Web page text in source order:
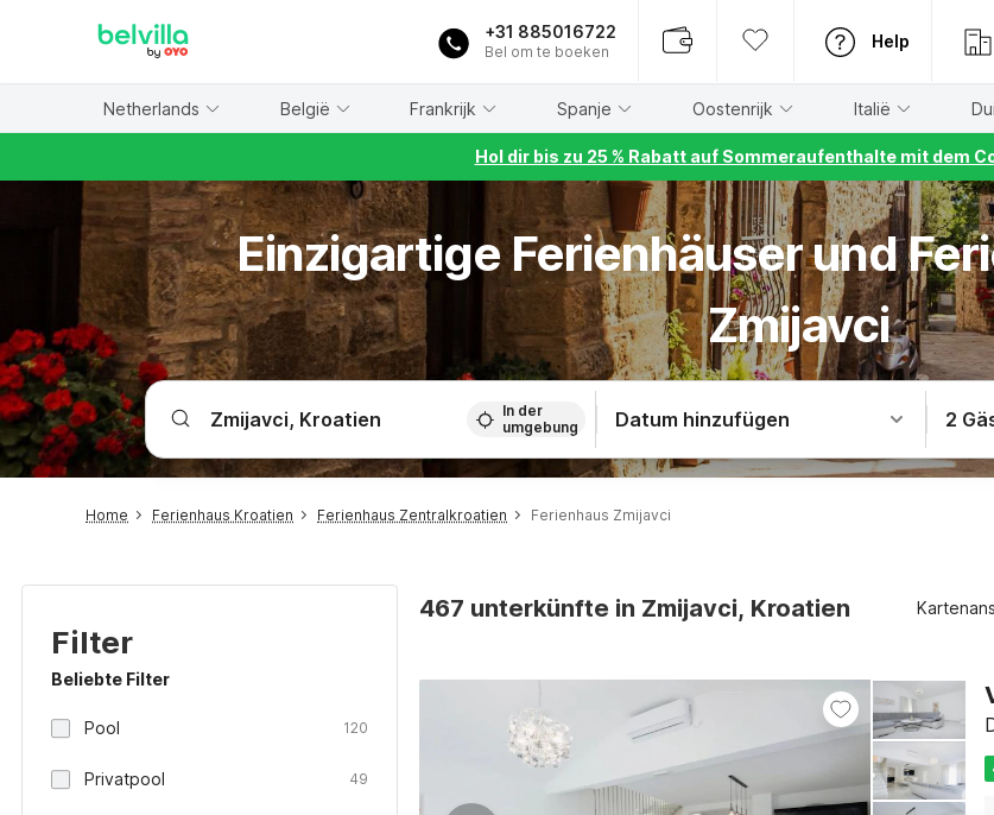
+31 885016722
Bel om te boeken
Help
Netherlands België Frankrijk Spanje Oostenrijk Italië
Hol dir bis zu 25 % Rabatt auf Sommeraufenthalte mit dem
Einzigartige Ferienhäuser und
Zmijavci
In der
umgebung
Datum hinzufügen 2
Home Ferienhaus Kroatien Ferienhaus Zentralkroatien Ferienhaus Zmijavci
Filter
Beliebte Filter
Pool 120
Privatpool 49
467 unterkünfte in Zmijavci, Kroatien